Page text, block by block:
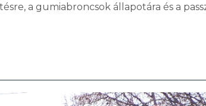
a gumiabroncsok állapotára és a